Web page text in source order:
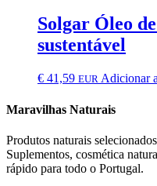
Solgar Óleo
sustentável
€ 41,59 EUR Adicionar
Maravilhas Naturais
Produtos naturais
Suplementos, cosmética
rápido para todo o Portugal.